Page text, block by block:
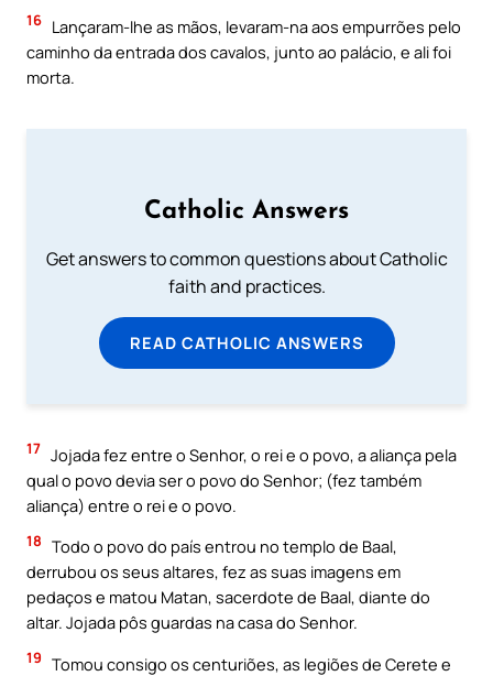
16 Lançaram-lhe as mãos, levaram-na aos empurrões pelo
caminho da entrada dos cavalos, junto ao palácio, e ali foi
morta.
Catholic Answers
Get answers to common questions about Catholic
faith and practices.
READ CATHOLIC ANSWERS
17 Jojada fez entre o Senhor, o rei e o povo, a aliança pela
qual o povo devia ser o povo do Senhor; (fez também
aliança) entre o rei e o povo.
18 Todo o povo do país entrou no templo de Baal,
derrubou os seus altares, fez as suas imagens em
pedaços e matou Matan, sacerdote de Baal, diante do
altar. Jojada pôs guardas na casa do Senhor.
19 Tomou consigo os centuriões, as legiões de Cerete e